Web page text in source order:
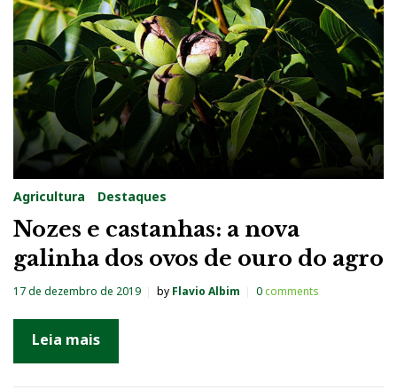
Agricultura Destaques
Nozes e castanhas: a nova
galinha dos ovos de ouro do agro
17 de dezembro de 2019 by Flavio Albim 0comments
Leia mais